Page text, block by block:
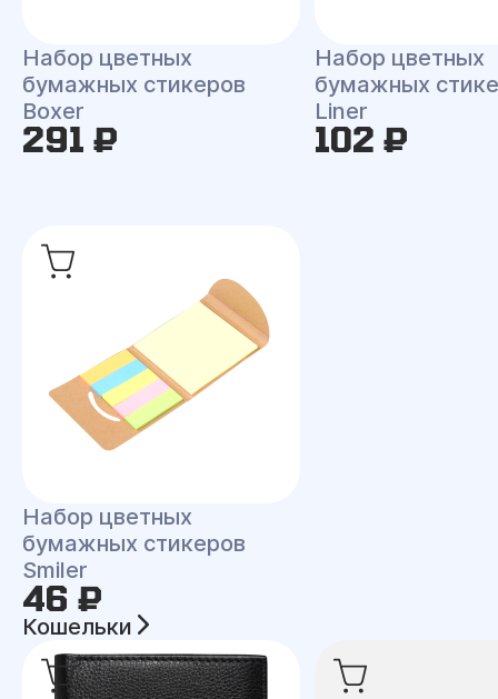
Набор цветных
бумажных стикеров
Boxer
291 ₽
Набор цветных
бумажных
Liner
102 ₽
Набор цветных
бумажных стикеров
Smiler
46 ₽
Кошельки